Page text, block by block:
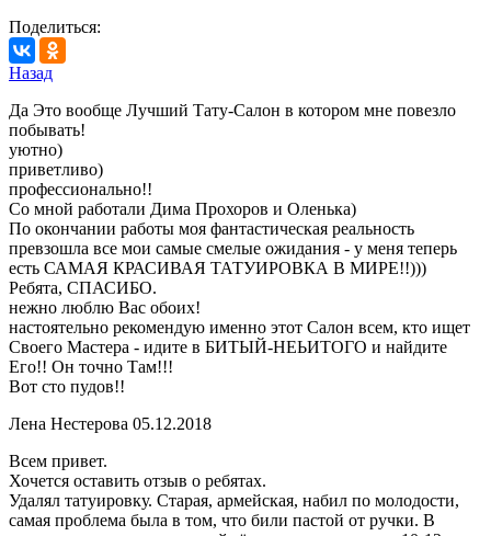
Поделиться:
Назад
Да Это вообще Лучший Тату-Салон в котором мне повезло
побывать!
уютно)
приветливо)
профессионально!!
Со мной работали Дима Прохоров и Оленька)
По окончании работы моя фантастическая реальность
превзошла все мои самые смелые ожидания - у меня теперь
есть САМАЯ КРАСИВАЯ ТАТУИРОВКА В МИРЕ!!)))
Ребята, СПАСИБО.
нежно люблю Вас обоих!
настоятельно рекомендую именно этот Салон всем, кто ищет
Своего Мастера - идите в БИТЫЙ-НЕЬИТОГО и найдите
Его!! Он точно Там!!!
Вот сто пудов!!
Лена Нестерова 05.12.2018
Всем привет.
Хочется оставить отзыв о ребятах.
Удалял татуировку. Старая, армейская, набил по молодости,
самая проблема была в том, что били пастой от ручки. В